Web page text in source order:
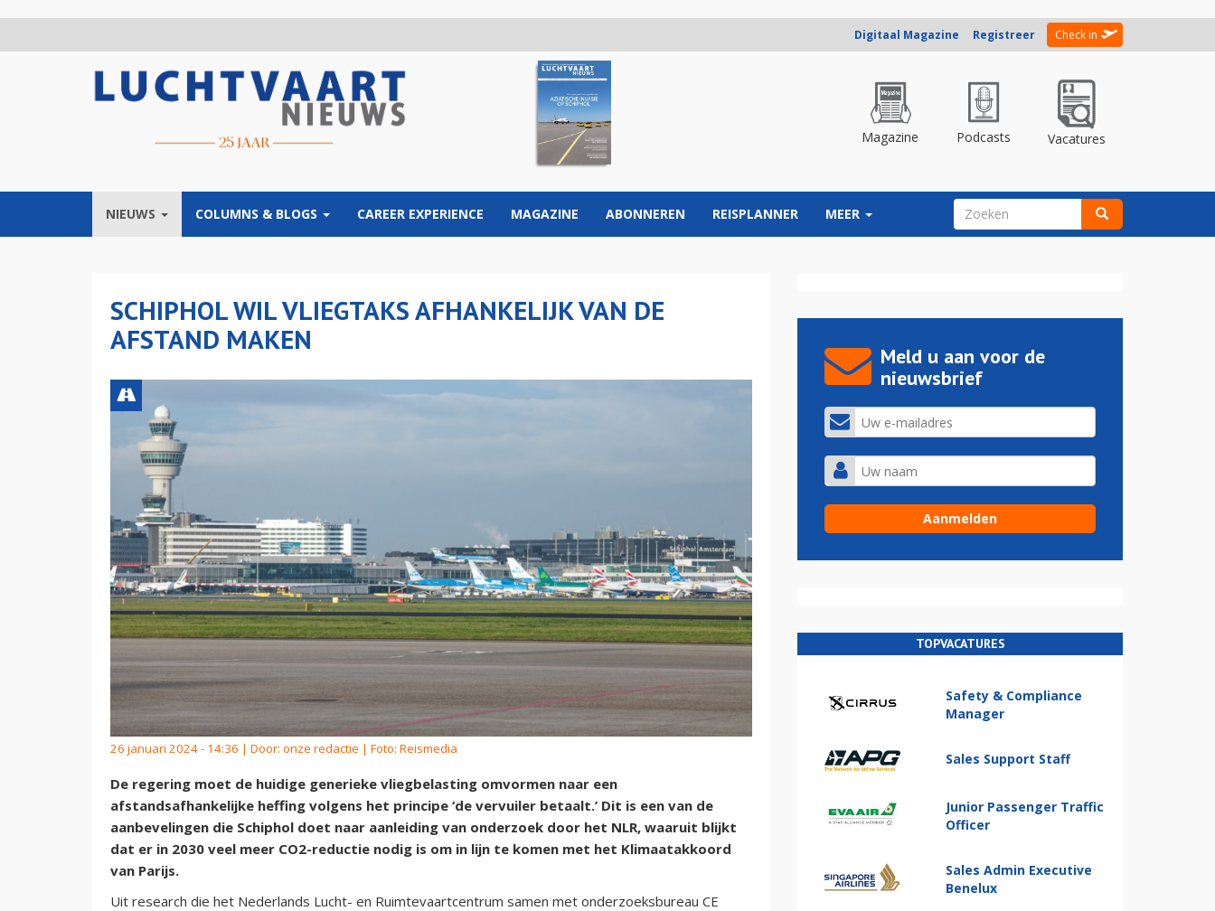
Digitaal Magazine Registreer Check in
Magazine Podcasts Vacatures
NIEUWS COLUMNS & BLOGS CAREER EXPERIENCE MAGAZINE ABONNEREN REISPLANNER MEER ZOEKVELD
SCHIPHOL WIL VLIEGTAKS AFHANKELIJK VAN DE
AFSTAND MAKEN
26 januari 2024 - 14:36 | Door: onze redactie | Foto: Reismedia
De regering moet de huidige generieke vliegbelasting omvormen naar een
afstandsafhankelijke heffing volgens het principe ‘de vervuiler betaalt.’ Dit is een van de
aanbevelingen die Schiphol doet naar aanleiding van onderzoek door het NLR, waaruit blijkt
dat er in 2030 veel meer CO2-reductie nodig is om in lijn te komen met het Klimaatakkoord
van Parijs.
Uit research die het Nederlands Lucht- en Ruimtevaartcentrum samen met onderzoeksbureau CE
Meld u aan voor de
nieuwsbrief
TOPVACATURES
Safety & Compliance
Manager
Sales Support Staff
Junior Passenger Traffic
Officer
Sales Admin Executive
Benelux